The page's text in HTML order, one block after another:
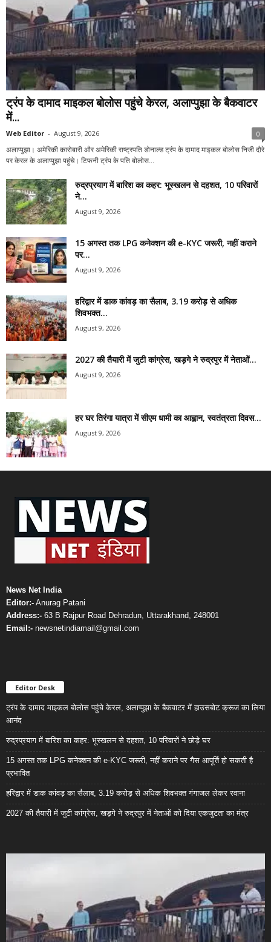
ट्रंप के दामाद माइकल बोलोस पहुंचे केरल, अलाप्पुझा के बैकवाटर
में...
Web Editor - August 9, 2026 0
अलाप्पुझा। अमेरिकी कारोबारी और अमेरिकी राष्ट्रपति डोनाल्ड ट्रंप के दामाद माइकल बोलोस निजी दौरे
पर केरल के अलाप्पुझा पहुंचे। टिफनी ट्रंप के पति बोलोस...
रुद्रप्रयाग में बारिश का कहर: भूस्खलन से दहशत, 10 परिवारों
ने...
August 9, 2026
15 अगस्त तक LPG कनेक्शन की e-KYC जरूरी, नहीं कराने
पर...
August 9, 2026
हरिद्वार में डाक कांवड़ का सैलाब, 3.19 करोड़ से अधिक
शिवभक्त...
August 9, 2026
2027 की तैयारी में जुटी कांग्रेस, खड़गे ने रुद्रपुर में नेताओं...
August 9, 2026
हर घर तिरंगा यात्रा में सीएम धामी का आह्वान, स्वतंत्रता दिवस...
August 9, 2026
News Net India
Editor:- Anurag Patani
Address:- 63 B Rajpur Road Dehradun, Uttarakhand, 248001
Email:- newsnetindiamail@gmail.com
Editor Desk
ट्रंप के दामाद माइकल बोलोस पहुंचे केरल, अलाप्पुझा के बैकवाटर में हाउसबोट क्रूज का लिया
आनंद
रुद्रप्रयाग में बारिश का कहर: भूस्खलन से दहशत, 10 परिवारों ने छोड़े घर
15 अगस्त तक LPG कनेक्शन की e-KYC जरूरी, नहीं कराने पर गैस आपूर्ति हो सकती है
प्रभावित
हरिद्वार में डाक कांवड़ का सैलाब, 3.19 करोड़ से अधिक शिवभक्त गंगाजल लेकर रवाना
2027 की तैयारी में जुटी कांग्रेस, खड़गे ने रुद्रपुर में नेताओं को दिया एकजुटता का मंत्र